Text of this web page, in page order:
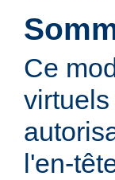
Ce
l'en-